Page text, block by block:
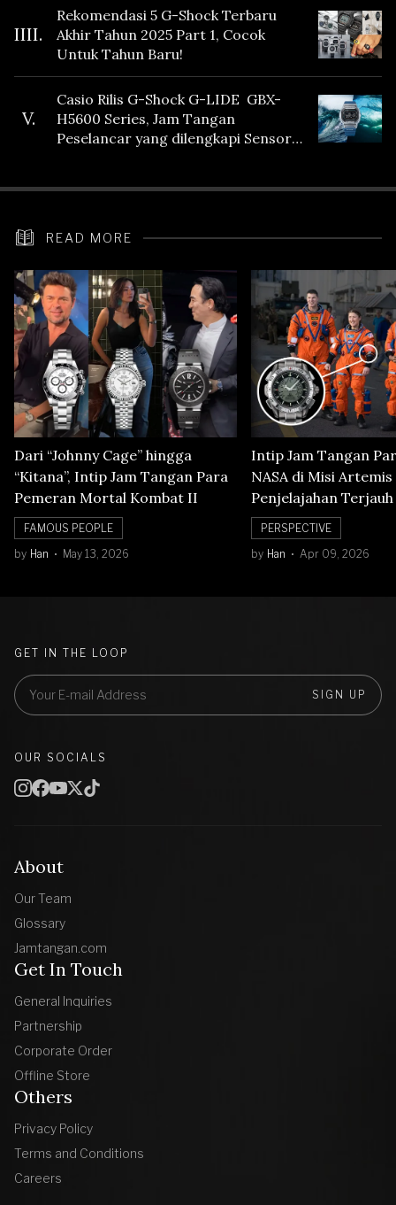
IIII.
Rekomendasi 5 G-Shock Terbaru
Akhir Tahun 2025 Part 1, Cocok
Untuk Tahun Baru!
V.
Casio Rilis G-Shock G-LIDE GBX-
H5600 Series, Jam Tangan
Peselancar yang dilengkapi Sensor
READ MORE
Dari “Johnny Cage” hingga
“Kitana”, Intip Jam Tangan Para
Pemeran Mortal Kombat II
FAMOUS PEOPLE
by Han May 13, 2026
Intip Jam Tangan
NASA di Misi
Penjelajahan
Orbit Bulan
PERSPECTIVE
by Han Apr 09, 2026
About
Our Team
Glossary
Jamtangan.com
Get In Touch
General Inquiries
Partnership
Corporate Order
Offline Store
Others
Privacy Policy
Terms and Conditions
Careers
GET IN THE LOOP
SIGN UP
OUR SOCIALS